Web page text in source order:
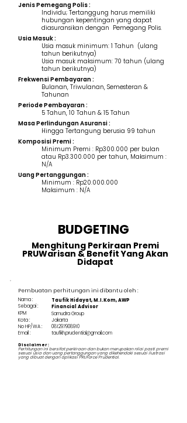
Jenis Pemegang Polis :
Individu; Tertanggung harus memiliki
hubungan kepentingan yang dapat
diasuransikan dengan Pemegang Polis.
Usia Masuk :
Usia masuk minimum: 1 Tahun (ulang
tahun berikutnya)
Usia masuk maksimum: 70 tahun (ulang
tahun berikutnya)
Frekwensi Pembayaran :
Bulanan, Triwulanan, Semesteran &
Tahunan
Periode Pembayaran :
5 Tahun, 10 Tahun & 15 Tahun
Masa Perlindungan Asuransi :
Hingga Tertangung berusia 99 tahun
Komposisi Premi :
Minimum Premi : Rp300.000 per bulan
atau Rp3.300.000 per tahun, Maksimum :
N/A
Uang Pertanggungan :
Minimum : Rp20.000.000
Maksimum : N/A
BUDGETING
Menghitung Perkiraan Premi
PRUWarisan & Benefit Yang Akan
Didapat
Pembuatan perhitungan ini dibantu oleh :
Nama :
Taufik Hidayat, M.I.Kom, AWP
Sebagai :
Financial Advisor
KPM
Samudra Group
Jakarta
Kota :
081297908910
No HP/WA :
Email :
taufikh.prudential@gmail.com
Disclaimer :
Perhitungan ini bersifat perkiraan dan bukan merupakan nilai pasti premi
sesuai usia dan uang pertanggungan yang dikehendaki sesuai ilustrasi
yang dibuat dengan aplikasi PRUForce Prudential.